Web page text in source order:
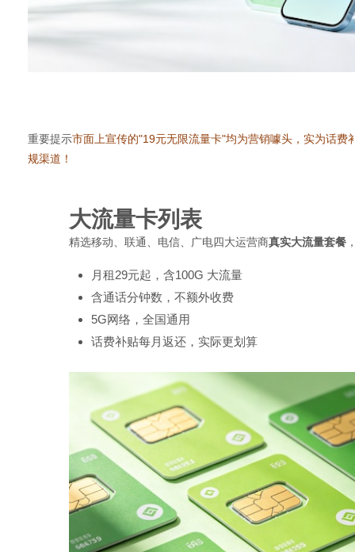
重要提示市面上宣传的"19元无限流量卡"均为营销噱头，实为话
规渠道！
大流量卡列表
精选移动、联通、电信、广电四大运营商真实大流量套餐
月租29元起，含100G 大流量
含通话分钟数，不额外收费
5G网络，全国通用
话费补贴每月返还，实际更划算